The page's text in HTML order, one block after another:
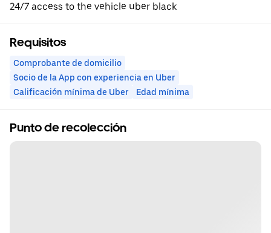
24/7 access to the vehicle uber black
Requisitos
Comprobante de domicilio
Socio de la App con experiencia en Uber
Calificación mínima de Uber
Edad mínima
Punto de recolección